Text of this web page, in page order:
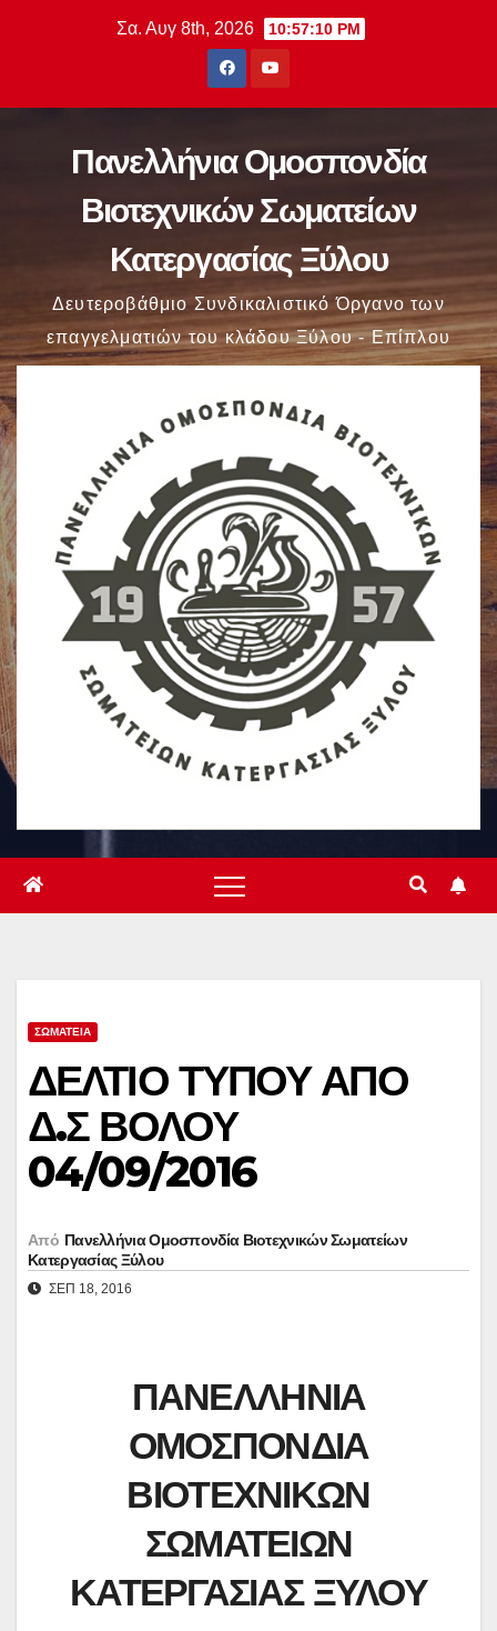
Σα. Αυγ 8th, 2026 10:57:11 PM
Πανελλήνια Ομοσπονδία
Βιοτεχνικών Σωματείων
Κατεργασίας Ξύλου
Δευτεροβάθμιο Συνδικαλιστικό Όργανο των
επαγγελματιών του κλάδου Ξύλου - Επίπλου
ΣΩΜΑΤΕΊΑ
ΔΕΛΤΙΟ ΤΥΠΟΥ ΑΠΟ
Δ.Σ ΒΟΛΟΥ
04/09/2016
Από Πανελλήνια Ομοσπονδία Βιοτεχνικών Σωματείων
Κατεργασίας Ξύλου
ΣΕΠ 18, 2016
ΠΑΝΕΛΛΗΝΙΑ
ΟΜΟΣΠΟΝΔΙΑ
ΒΙΟΤΕΧΝΙΚΩΝ
ΣΩΜΑΤΕΙΩΝ
ΚΑΤΕΡΓΑΣΙΑΣ ΞΥΛΟΥ